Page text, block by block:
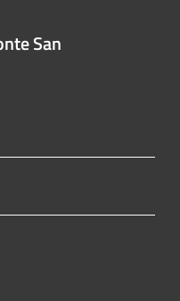
San